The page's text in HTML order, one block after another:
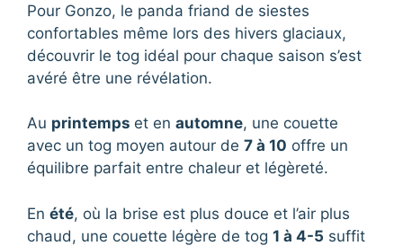
Pour Gonzo, le panda friand de siestes
confortables même lors des hivers glaciaux,
découvrir le tog idéal pour chaque saison s’est
avéré être une révélation.
Au printemps et en automne, une couette
avec un tog moyen autour de 7 à 10 offre un
équilibre parfait entre chaleur et légèreté.
En été, où la brise est plus douce et l’air plus
chaud, une couette légère de tog 1 à 4-5 suffit